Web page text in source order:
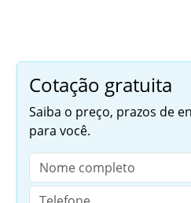
Cotação gratuita
Saiba o preço, prazos de
para você.